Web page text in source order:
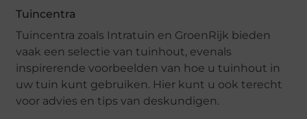
Tuincentra
Tuincentra zoals Intratuin en GroenRijk bieden
vaak een selectie van tuinhout, evenals
inspirerende voorbeelden van hoe u tuinhout in
uw tuin kunt gebruiken. Hier kunt u ook terecht
voor advies en tips van deskundigen.